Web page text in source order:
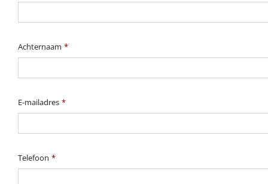
Achternaam *
E-mailadres *
Telefoon *